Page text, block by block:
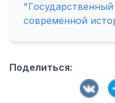
современной
Поделиться: